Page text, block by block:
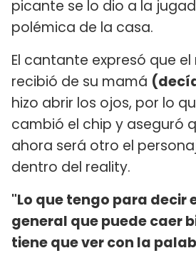
picante se lo dio a la
polémica de la casa.
El cantante expresó que
recibió de su mamá
hizo abrir los ojos, por lo
cambió el chip y aseguró
ahora será otro el
dentro del reality.
"Lo que tengo para decir
general que puede caer
tiene que ver con la